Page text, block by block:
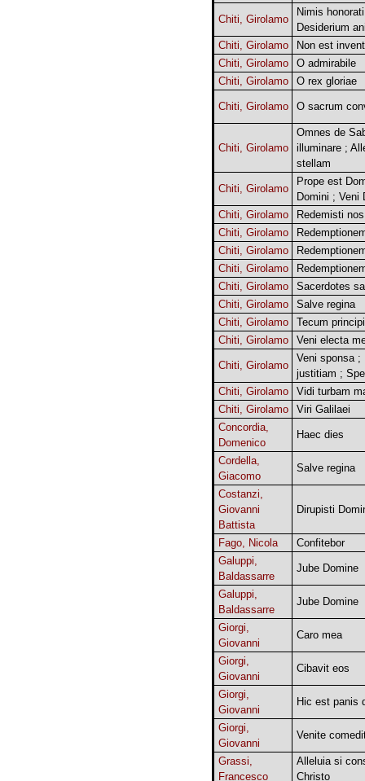
Chiti, Girolamo
Nimis
Desiderium
Chiti, Girolamo
Non est
Chiti, Girolamo
O admirabile
Chiti, Girolamo
O rex gloriae
Chiti, Girolamo O sacrum
Chiti, Girolamo
Omnes de
illuminare ;
stellam
Chiti, Girolamo
Prope est
Domini ; Veni
Chiti, Girolamo
Redemisti nos
Chiti, Girolamo
Chiti, Girolamo
Chiti, Girolamo
Chiti, Girolamo
Sacerdotes
Chiti, Girolamo
Salve regina
Chiti, Girolamo
Tecum
Chiti, Girolamo
Veni electa
Chiti, Girolamo
Veni sponsa ;
justitiam ;
Chiti, Girolamo
Vidi turbam
Chiti, Girolamo
Viri Galilaei
Concordia,
Domenico
Haec dies
Cordella,
Giacomo
Salve regina
Costanzi,
Giovanni
Battista
Dirupisti
Fago, Nicola
Confitebor
Galuppi,
Baldassarre
Jube Domine
Galuppi,
Baldassarre
Jube Domine
Giorgi,
Giovanni
Caro mea
Giorgi,
Giovanni
Cibavit eos
Giorgi,
Giovanni
Hic est panis
Giorgi,
Giovanni
Venite
Grassi,
Francesco
Alleluia si
Christo